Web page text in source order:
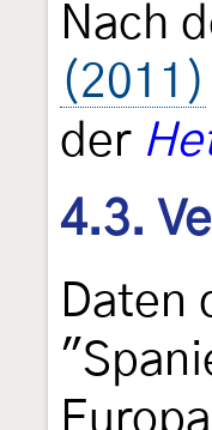
Nach
(2011)
der
4.3.
Daten